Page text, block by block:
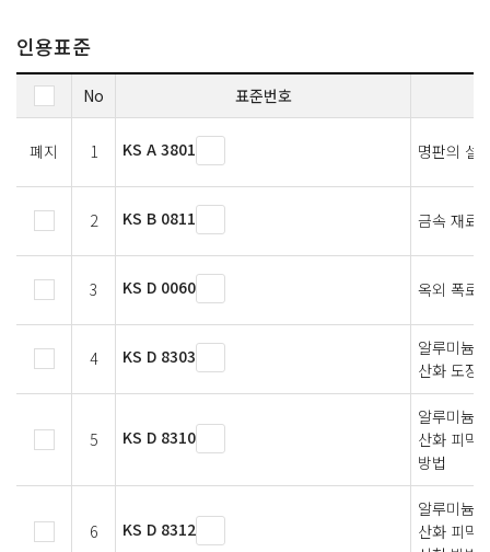
인용표준
No 표준번호
폐지 1 KS A 3801 명판의 설
2 KS B 0811 금속 재료
3 KS D 0060 옥외 폭로
4 KS D 8303
알루미늄
산화 도장
5 KS D 8310
알루미늄
산화 피막
방법
6 KS D 8312
알루미늄
산화 피막